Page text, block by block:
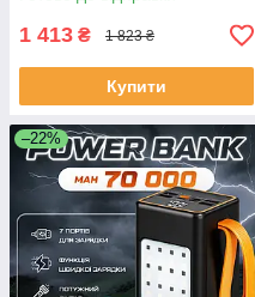
1 413 ₴ 1 823 ₴
Купити
–22%